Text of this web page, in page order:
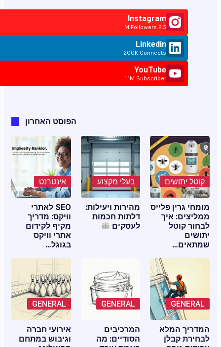
Instagram
2.5 M Followers
Linkedin
200K Connects
YouTube
1.1M Subscriber
הפוסט האחרון
קוטל יתושים
מומחי גרין פלייס
ממליצים: איך
לבחור קוטל
יתושים
שמתאים…
בעלי מקצוע
מהירות ויעילות:
דלתות חכמות
לעסקים
אינטרנט
SEO לאתרי
וויקס: מדריך
מקיף לקידום
אתרי וויקס
בגוגל…
GENERAL
המדריך המלא
לבחירת קבלן
GENERAL
המרכיבים
הסודיים: מה
GENERAL
אירועי חברה
וגיבוש במתחם